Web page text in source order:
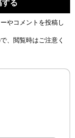
る
やコメントを投稿し
、閲覧時はご注意く